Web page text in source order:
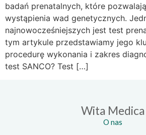
badań prenatalnych, które
wystąpienia wad genetycznych.
najnowocześniejszych jest test
tym artykule przedstawiamy jego
procedurę wykonania i zakres
test SANCO? Test […]
Wita Medica
O nas